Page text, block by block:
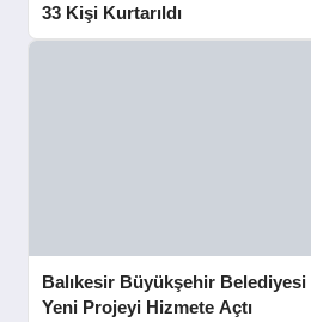
33 Kişi Kurtarıldı
Balıkesir Büyükşehir
Yeni Projeyi Hizmete Açtı